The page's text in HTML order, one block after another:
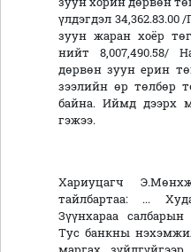
үлдэгдэл
зуун жаран хоёр
нийт 8,007,490.58/
дөрвөн зуун ерин
зээлийн өр төлбөр
байна. Иймд дээрх
гэжээ.
Хариуцагч
тайлбартаа: ...
Зүүнхараа
Тус банкны